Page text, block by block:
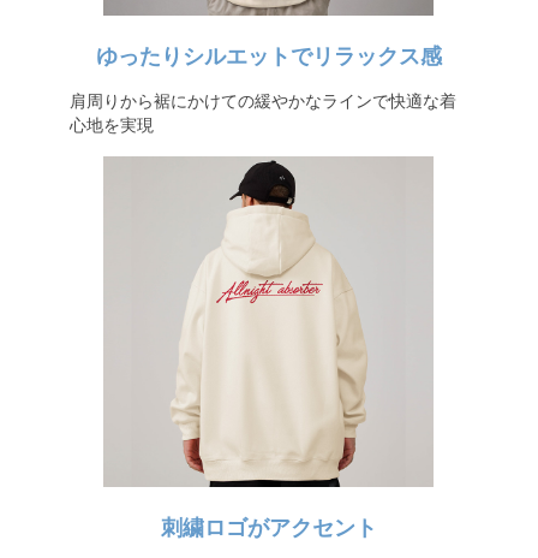
ゆったりシルエットでリラックス感
肩周りから裾にかけての緩やかなラインで快適な着
心地を実現
刺繍ロゴがアクセント